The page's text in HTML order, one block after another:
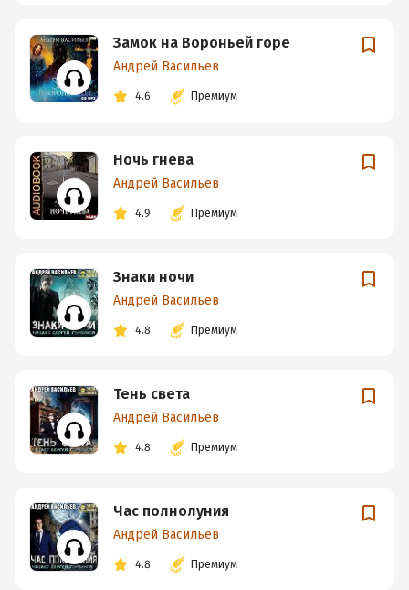
Замок на Вороньей горе
Андрей Васильев
4.6 Премиум
Ночь гнева
Андрей Васильев
4.9 Премиум
Знаки ночи
Андрей Васильев
4.8 Премиум
Тень света
Андрей Васильев
4.8 Премиум
Час полнолуния
Андрей Васильев
4.8 Премиум